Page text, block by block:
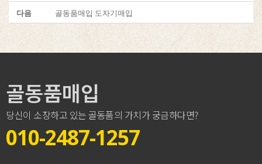
다음 골동품매입 도자기매입
골동품매입
당신이 소장하고 있는 골동품의 가치가 궁금하다면?
010-2487-1257